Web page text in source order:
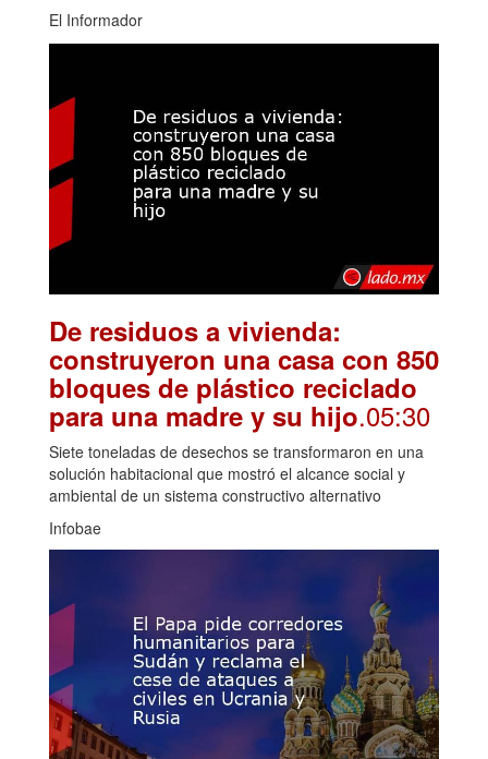
El Informador
De residuos a vivienda:
construyeron una casa con 850
bloques de plástico reciclado
para una madre y su hijo.05:30
Siete toneladas de desechos se transformaron en una
solución habitacional que mostró el alcance social y
ambiental de un sistema constructivo alternativo
Infobae